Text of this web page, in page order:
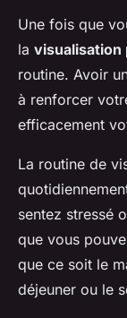
Une fois que
la visualisation
routine. Avoir
à renforcer
efficacement
La routine de
sentez stressé
que vous
que ce soit le
déjeuner ou le